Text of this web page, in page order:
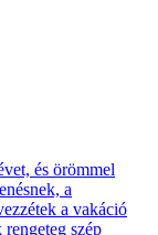
és örömmel
a
a vakáció
szép